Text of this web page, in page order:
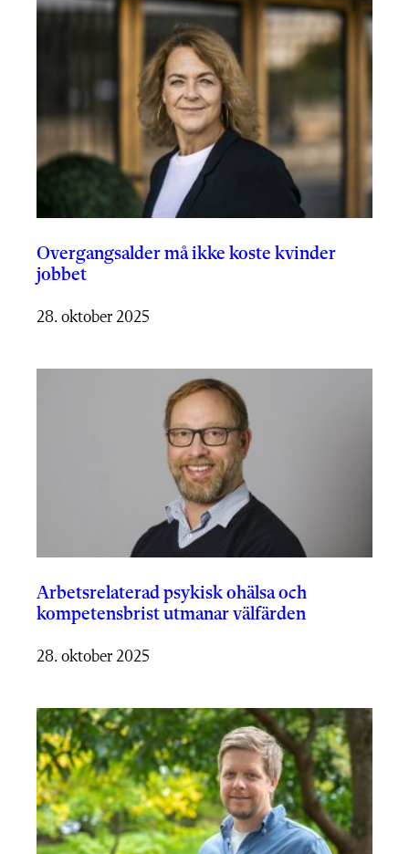
Overgangsalder må ikke koste kvinder
jobbet
28. oktober 2025
Arbetsrelaterad psykisk ohälsa och
kompetensbrist utmanar välfärden
28. oktober 2025